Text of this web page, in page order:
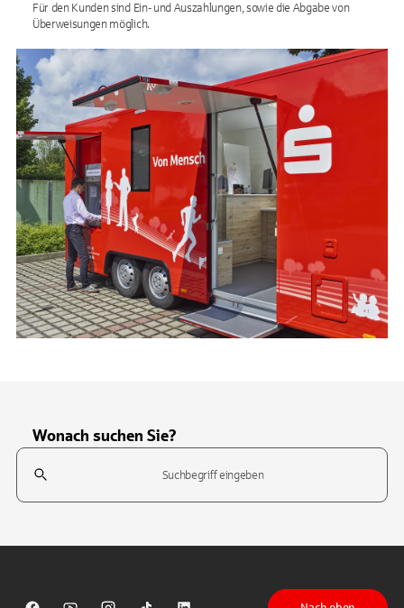
Für den Kunden sind Ein- und Auszahlungen, sowie die Abgabe von
Überweisungen möglich.
Wonach suchen Sie?
Suchfeld